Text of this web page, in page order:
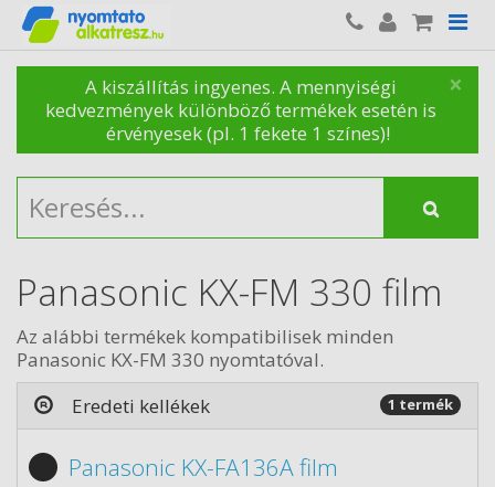
×
A kiszállítás ingyenes. A mennyiségi
kedvezmények különböző termékek esetén is
érvényesek (pl. 1 fekete 1 színes)!
Panasonic KX-FM 330 film
Az alábbi termékek kompatibilisek minden
Panasonic KX-FM 330 nyomtatóval.
Eredeti kellékek
1 termék
Panasonic KX-FA136A film